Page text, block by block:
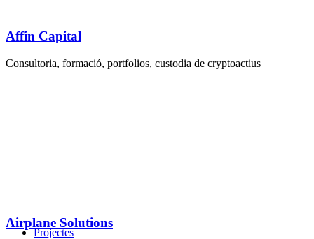
Projectes
Affin Capital
Consultoria, formació, portfolios, custodia de cryptoactius
Airplane Solutions